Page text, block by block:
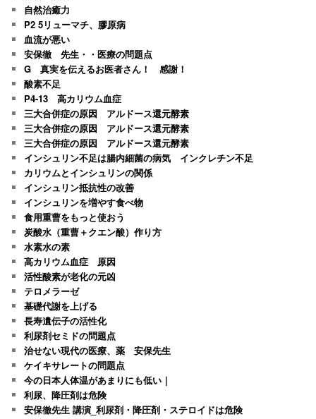
自然治癒力
P2 5リューマチ、膠原病
血流が悪い
安保徹 先生・・医療の問題点
G 真実を伝えるお医者さん！ 感謝！
酸素不足
P4-13 高カリウム血症
三大合併症の原因 アルドース還元酵素
三大合併症の原因 アルドース還元酵素
三大合併症の原因 アルドース還元酵素
インシュリン不足は腸内細菌の病気 インクレチン不足
カリウムとインシュリンの関係
インシュリン抵抗性の改善
インシュリンを増やす食べ物
食用重曹をもっと使おう
炭酸水（重曹＋クエン酸）作り方
水素水の素
高カリウム血症 原因
活性酸素が老化の元凶
テロメラーゼ
基礎代謝を上げる
長寿遺伝子の活性化
利尿剤セミドの問題点
治せない現代の医療、薬 安保先生
ケイキサレートの問題点
今の日本人体温があまりにも低い｜
利尿、降圧剤は危険
安保徹先生 講演_利尿剤・降圧剤・ステロイドは危険